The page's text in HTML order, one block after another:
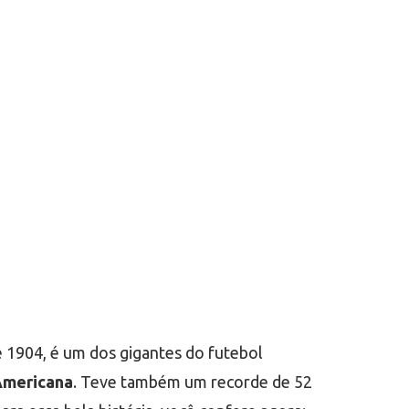
é um dos gigantes do futebol
. Teve também um recorde de 52